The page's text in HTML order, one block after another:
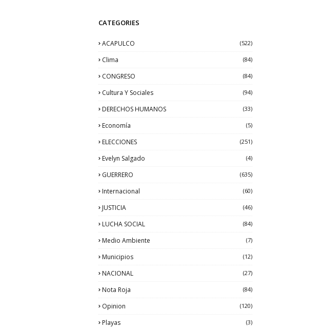
CATEGORIES
ACAPULCO (522)
Clima (84)
CONGRESO (84)
Cultura Y Sociales (94)
DERECHOS HUMANOS (33)
Economía (5)
ELECCIONES (251)
Evelyn Salgado (4)
GUERRERO (635)
Internacional (60)
JUSTICIA (46)
LUCHA SOCIAL (84)
Medio Ambiente (7)
Municipios (12)
NACIONAL (27)
Nota Roja (84)
Opinion (120)
Playas (3)